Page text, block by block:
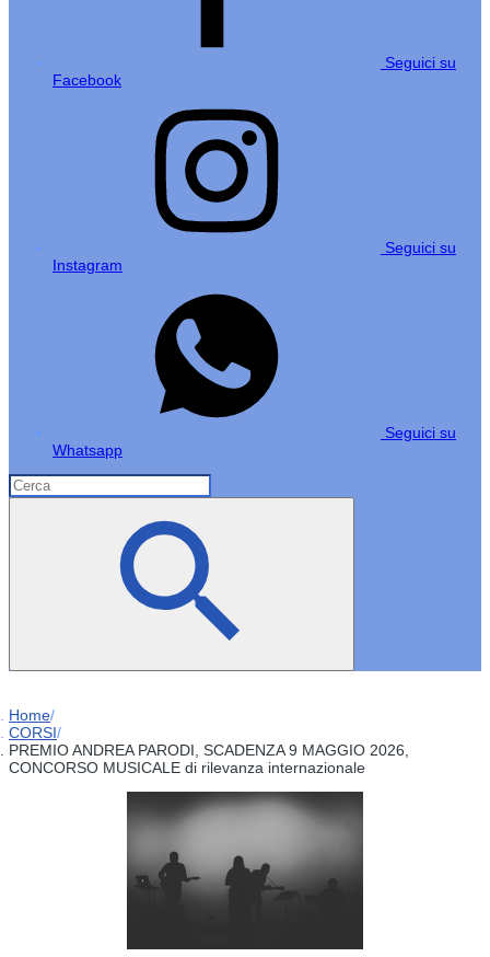
Seguici su
Facebook
Seguici su
Instagram
Seguici su
Whatsapp
Home/
CORSI/
PREMIO ANDREA PARODI, SCADENZA 9 MAGGIO 2026,
CONCORSO MUSICALE di rilevanza internazionale